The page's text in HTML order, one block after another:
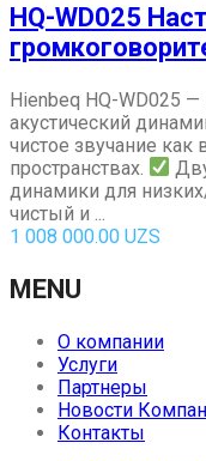
HQ-WD025
Hienbeq HQ-WD025
акустический
чистое звучание
пространствах.
динамики для
чистый и ...
1 008 000.00 UZS
MENU
О компании
Услуги
Партнеры
Новости
Контакты